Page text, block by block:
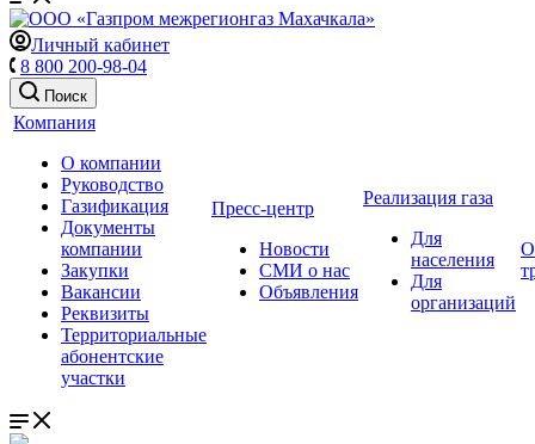
Личный кабинет
8 800 200-98-04
Поиск
Компания
О компании
Руководство
Газификация
Документы
компании
Закупки
Вакансии
Реквизиты
Территориальные
абонентские
участки
Пресс-центр
Новости
СМИ о нас
Объявления
Реализация газа
Для
населения
Для
организаций